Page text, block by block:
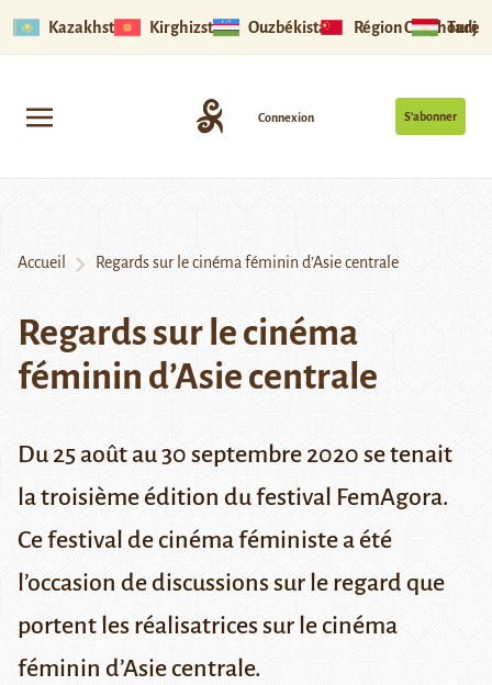
Kazakhstan Kirghizstan Ouzbékistan Région Ouïghoure
S’abonner
Connexion
Accueil Regards sur le cinéma féminin d’Asie centrale
Regards sur le cinéma
féminin d’Asie centrale
Du 25 août au 30 septembre 2020 se tenait
la troisième édition du festival FemAgora.
Ce festival de cinéma féministe a été
l’occasion de discussions sur le regard que
portent les réalisatrices sur le cinéma
féminin d’Asie centrale.